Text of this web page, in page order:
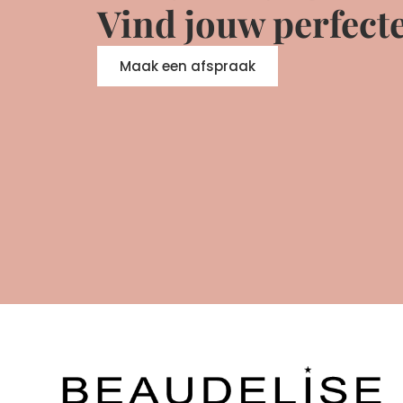
Vind jouw
Maak een afspraak